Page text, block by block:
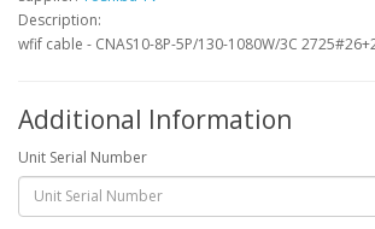
Description:
wfif cable - CNAS10-8P-5P/130-1080W/3C
Additional Information
Unit Serial Number